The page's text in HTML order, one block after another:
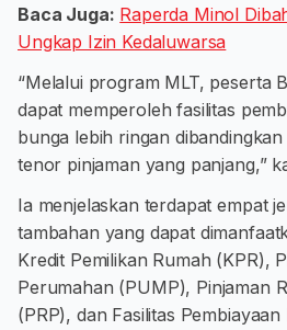
Baca Juga: Raperda Minol
Ungkap Izin Kedaluwarsa
“Melalui program MLT, peserta
dapat memperoleh fasilitas
bunga lebih ringan
tenor pinjaman yang panjang,”
Ia menjelaskan terdapat empat
tambahan yang dapat
Kredit Pemilikan Rumah (KPR),
Perumahan (PUMP), Pinjaman
(PRP), dan Fasilitas